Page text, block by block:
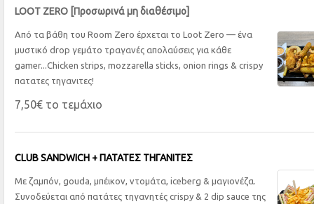
LOOT ZERO [Προσωρινά μη διαθέσιμο]
Από τα βάθη του Room Zero έρχεται το Loot Zero — ένα
μυστικό drop γεμάτο τραγανές απολαύσεις για κάθε
gamer...Chicken strips, mozzarella sticks, onion rings & crispy
πατατες τηγανιτες!
7,50€ το τεμάχιο
CLUB SANDWICH + ΠΑΤΑΤΕΣ ΤΗΓΑΝΙΤΕΣ
Με ζαμπόν, gouda, μπέικον, ντομάτα, iceberg & μαγιονέζα.
Συνοδεύεται από πατάτες τηγανητές crispy & 2 dip sauce της